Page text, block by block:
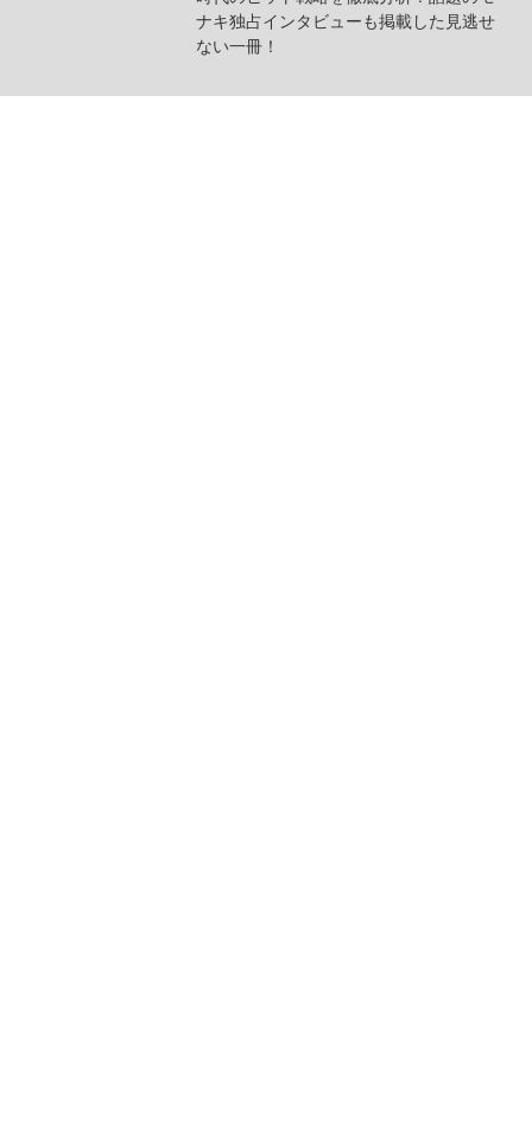
ナキ独占インタビューも掲載した見逃せ
ない一冊！